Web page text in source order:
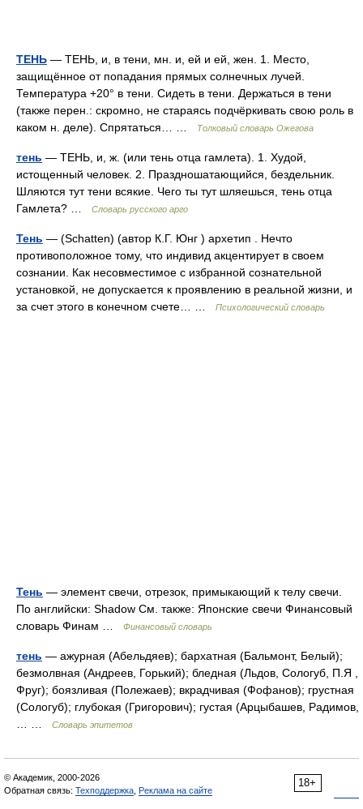
ТЕНЬ — ТЕНЬ, и, в тени, мн. и, ей и ей, жен. 1. Место,
защищённое от попадания прямых солнечных лучей.
Температура +20° в тени. Сидеть в тени. Держаться в тени
(также перен.: скромно, не стараясь подчёркивать свою роль в
каком н. деле). Спрятаться… …
Толковый словарь Ожегова
тень — ТЕНЬ, и, ж. (или тень отца гамлета). 1. Худой,
истощенный человек. 2. Праздношатающийся, бездельник.
Шляются тут тени всякие. Чего ты тут шляешься, тень отца
Гамлета? …
Словарь русского арго
Тень — (Schatten) (автор К.Г. Юнг ) архетип . Нечто
противоположное тому, что индивид акцентирует в своем
сознании. Как несовместимое с избранной сознательной
установкой, не допускается к проявлению в реальной жизни, и
за счет этого в конечном счете… …
Психологический словарь
Тень — элемент свечи, отрезок, примыкающий к телу свечи.
По английски: Shadow См. также: Японские свечи Финансовый
словарь Финам …
Финансовый словарь
тень — ажурная (Абельдяев); бархатная (Бальмонт, Белый);
безмолвная (Андреев, Горький); бледная (Льдов, Сологуб, П.Я ,
Фруг); боязливая (Полежаев); вкрадчивая (Фофанов); грустная
(Сологуб); глубокая (Григорович); густая (Арцыбашев, Радимов,
Словарь эпитетов
18+
© Академик, 2000-2026
Обратная связь: Техподдержка Реклама на сайте